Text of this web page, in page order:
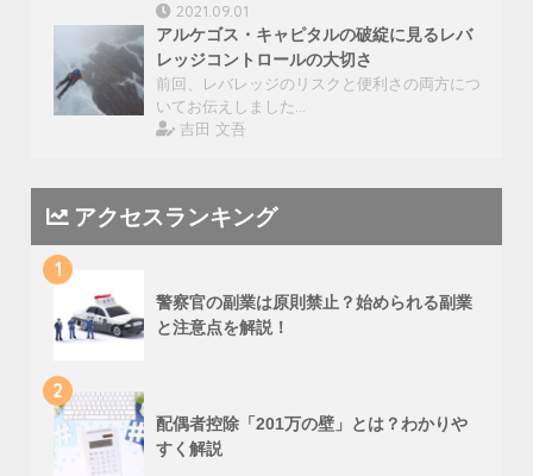
2021.09.01
アルケゴス・キャピタルの破綻に見るレバ
レッジコントロールの大切さ
前回、レバレッジのリスクと便利さの両方につ
いてお伝えしました…
吉田 文吾
アクセスランキング
1
警察官の副業は原則禁止？始められる副業
と注意点を解説！
2
配偶者控除「201万の壁」とは？わかりや
すく解説